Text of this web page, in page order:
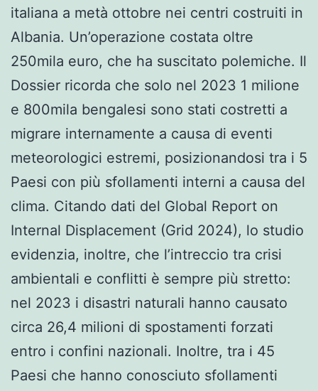
italiana a metà ottobre nei centri costruiti in
Albania. Un’operazione costata oltre
250mila euro, che ha suscitato polemiche. Il
Dossier ricorda che solo nel 2023 1 milione
e 800mila bengalesi sono stati costretti a
migrare internamente a causa di eventi
meteorologici estremi, posizionandosi tra i 5
Paesi con più sfollamenti interni a causa del
clima. Citando dati del Global Report on
Internal Displacement (Grid 2024), lo studio
evidenzia, inoltre, che l’intreccio tra crisi
ambientali e conflitti è sempre più stretto:
nel 2023 i disastri naturali hanno causato
circa 26,4 milioni di spostamenti forzati
entro i confini nazionali. Inoltre, tra i 45
Paesi che hanno conosciuto sfollamenti